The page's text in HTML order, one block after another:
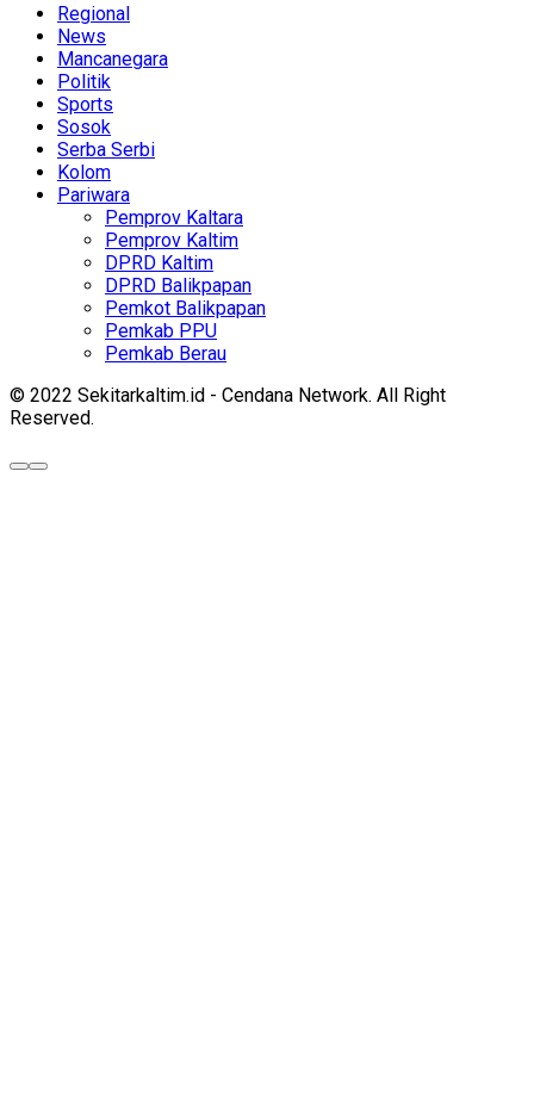
Regional
News
Mancanegara
Politik
Sports
Sosok
Serba Serbi
Kolom
Pariwara
Pemprov Kaltara
Pemprov Kaltim
DPRD Kaltim
DPRD Balikpapan
Pemkot Balikpapan
Pemkab PPU
Pemkab Berau
© 2022 Sekitarkaltim.id - Cendana Network. All Right
Reserved.